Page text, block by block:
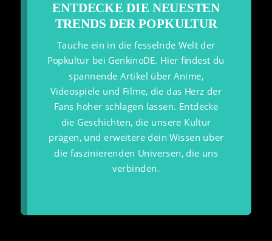
ENTDECKE DIE NEUESTEN
TRENDS DER POPKULTUR
Tauche ein in die fesselnde Welt der
Popkultur bei GenkinoDE. Hier findest du
spannende Artikel über Anime,
Videospiele und Filme, die das Herz der
Fans höher schlagen lassen. Entdecke
die Geschichten, die unsere Kultur
prägen, und erweitere dein Wissen über
die faszinierenden Universen, die uns
verbinden.